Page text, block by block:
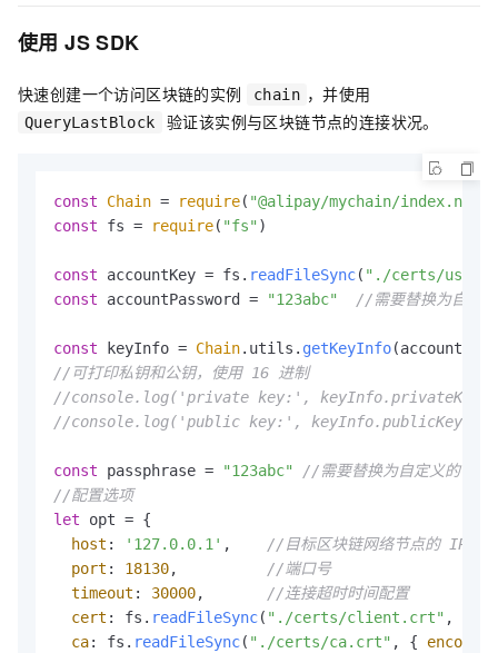
使用 JS SDK
快速创建一个访问区块链的实例 chain ，并使用
QueryLastBlock 验证该实例与区块链节点的连接状况。
const Chain = require( "@alipay/mychain/index.node"
const fs = require( "fs" )
const accountKey = fs. readFileSync( "./certs/
const accountPassword = "123abc" //需要替换为自定
const keyInfo = Chain. utils . getKeyInfo
//可打印私钥和公钥，使用 16 进制
//console.log('private key:',
//console.log('public key:',
const passphrase = "123abc"
//需要替换为自定义的
//配置选项
let opt = {
host : '127.0.0.1' ,
//目标区块链网络节点的 IP
port : 18130,
//端口号
timeout : 30000,
//连接超时时间配置
cert : fs. readFileSync( "./certs/client.crt" , {
ca: fs. readFileSync( "./certs/ca.crt" , { encoding